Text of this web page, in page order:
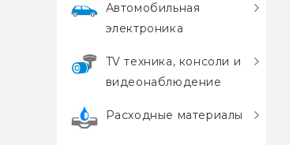
Автомобильная
электроника
TV техника, консоли и
видеонаблюдение
Расходные материалы